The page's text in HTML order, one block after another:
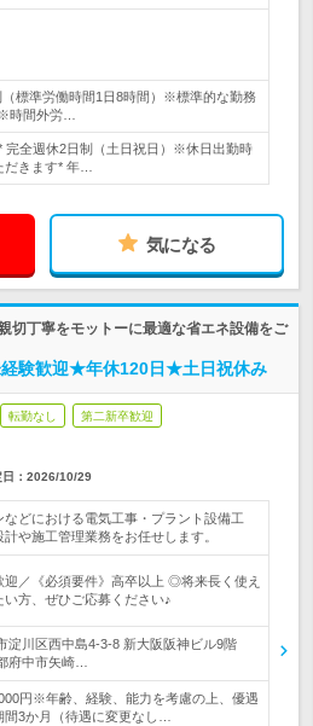
標準労働時間1日8時間）※標準的な勤務
時間外労…
完全週休2日制（土日祝日）※休日出勤時
だきます* 年…
気になる
切丁寧をモットーに最適な省エネ設備をご
経験歓迎★年休120日★土日祝休み
転勤なし 第二新卒歓迎
： 2026/10/29
どにおける電気工事・プラント設備工
や施工管理業務をお任せします。
迎／《必須要件》高卒以上 ◎将来長く使え
方、ぜひご応募ください♪
淀川区西中島4-3-8 新大阪阪神ビル9階
府中市矢崎…
円※年齢、経験、能力を考慮の上、優遇
3か月（待遇に変更なし…